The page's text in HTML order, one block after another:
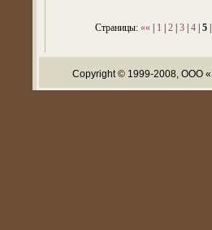
Страницы: «« 1 2 3 4 5
Copyright © 1999-2008, ООО